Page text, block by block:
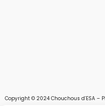
Copyright © 2024 Chouchous d’ESA –